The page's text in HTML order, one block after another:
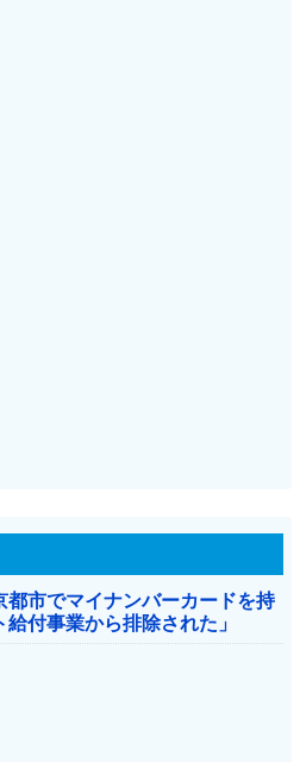
市でマイナンバーカードを持
付事業から排除された」